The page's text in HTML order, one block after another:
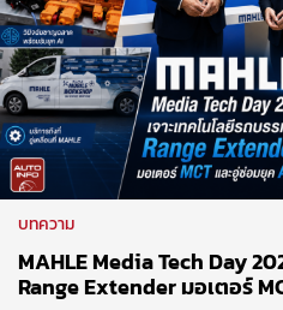
บทความ
MAHLE Media Tech Day
Range Extender มอเตอร์